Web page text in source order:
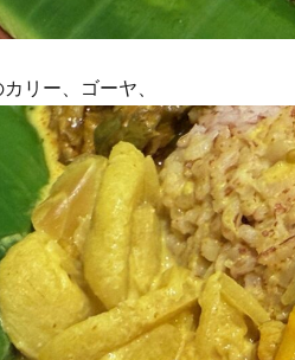
リー、ゴーヤ、